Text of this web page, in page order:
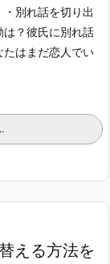
・別れ話を切り出
？彼氏に別れ話
たはまだ恋人でい
える方法を